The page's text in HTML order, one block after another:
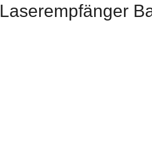
Laserempfänger